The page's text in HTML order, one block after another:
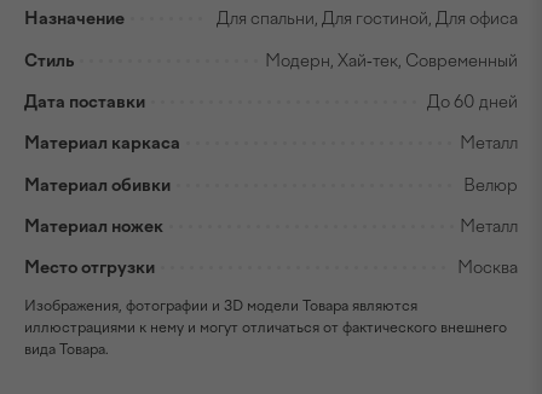
Назначение Для спальни, Для гостиной, Для офиса
Стиль Модерн, Хай-тек, Современный
Дата поставки До 60 дней
Материал каркаса Металл
Материал обивки Велюр
Материал ножек Металл
Место отгрузки Москва
Изображения, фотографии и 3D модели Товара являются
иллюстрациями к нему и могут отличаться от фактического внешнего
вида Товара.